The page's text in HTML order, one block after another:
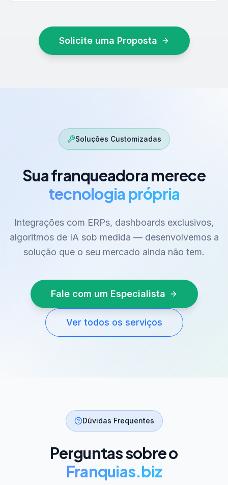
Solicite uma Proposta
Soluções Customizadas
Sua franqueadora merece
tecnologia própria
Integrações com ERPs, dashboards exclusivos,
algoritmos de IA sob medida — desenvolvemos a
solução que o seu mercado ainda não tem.
Fale com um Especialista
Ver todos os serviços
Dúvidas Frequentes
Perguntas sobre o
Franquias.biz